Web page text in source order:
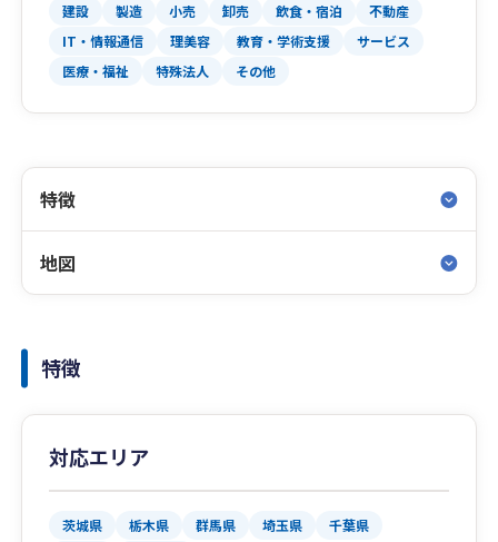
建設 製造 小売 卸売 飲食・宿泊
不動産
IT・情報通信
理美容 教育・学術支援
サービス
医療・福祉
特殊法人 その他
特徴
地図
特徴
対応エリア
茨城県 栃木県 群馬県 埼玉県 千葉県